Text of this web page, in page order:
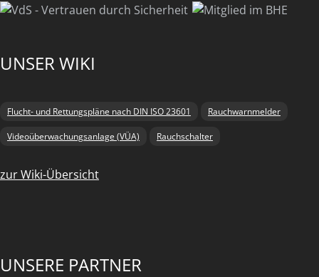
UNSER WIKI
Flucht- und Rettungspläne nach DIN ISO 23601 Rauchwarnmelder
Videoüberwachungsanlage (VÜA) Rauchschalter
zur Wiki-Übersicht
UNSERE PARTNER